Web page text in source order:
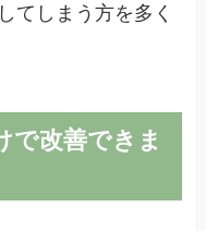
てしまう方を多く
で改善できま